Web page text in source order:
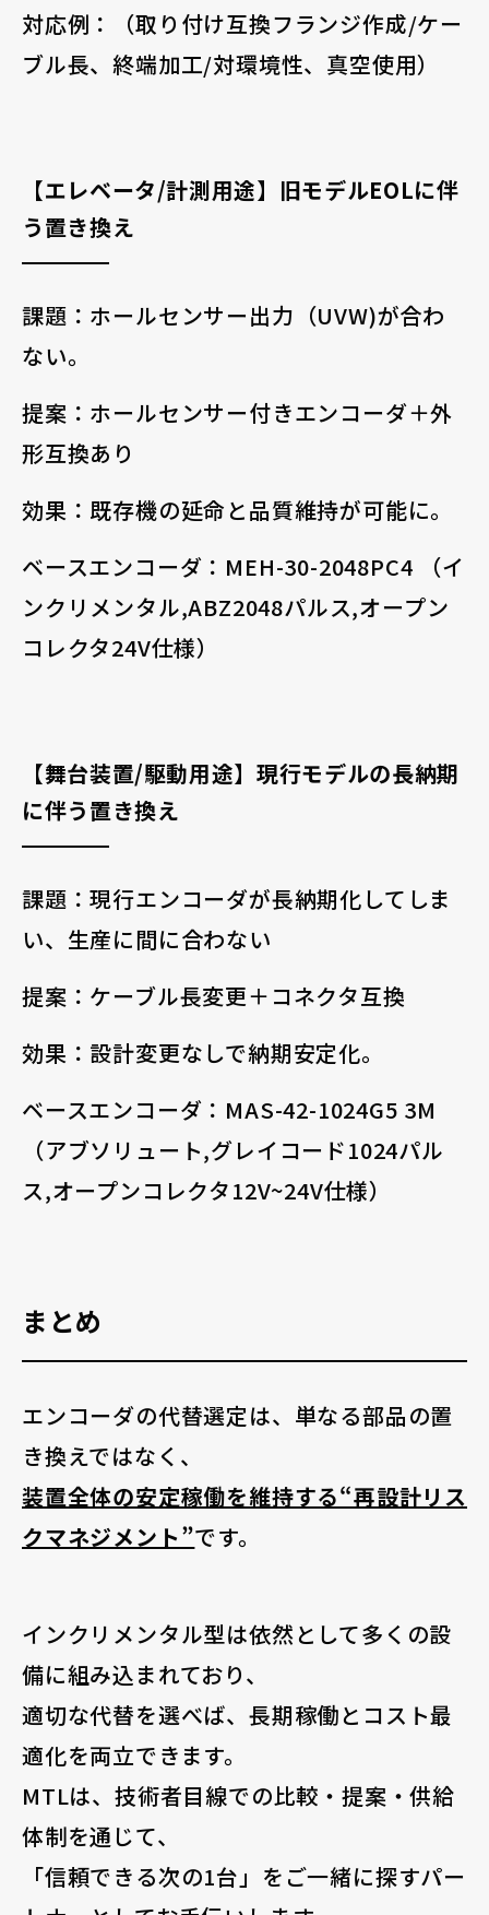
対応例：（取り付け互換フランジ作成/ケー
ブル長、終端加工/対環境性、真空使用）
【エレベータ/計測用途】旧モデルEOLに伴
う置き換え
課題：ホールセンサー出力（UVW)が合わ
ない。
提案：ホールセンサー付きエンコーダ＋外
形互換あり
効果：既存機の延命と品質維持が可能に。
ベースエンコーダ：MEH-30-2048PC4 （イ
ンクリメンタル,ABZ2048パルス,オープン
コレクタ24V仕様）
【舞台装置/駆動用途】現行モデルの長納期
に伴う置き換え
課題：現行エンコーダが長納期化してしま
い、生産に間に合わない
提案：ケーブル長変更＋コネクタ互換
効果：設計変更なしで納期安定化。
ベースエンコーダ：MAS-42-1024G5 3M
（アブソリュート,グレイコード1024パル
ス,オープンコレクタ12V~24V仕様）
まとめ
エンコーダの代替選定は、単なる部品の置
き換えではなく、
装置全体の安定稼働を維持する“再設計リス
クマネジメント”です。
インクリメンタル型は依然として多くの設
備に組み込まれており、
適切な代替を選べば、長期稼働とコスト最
適化を両立できます。
MTLは、技術者目線での比較・提案・供給
体制を通じて、
「信頼できる次の1台」をご一緒に探すパー